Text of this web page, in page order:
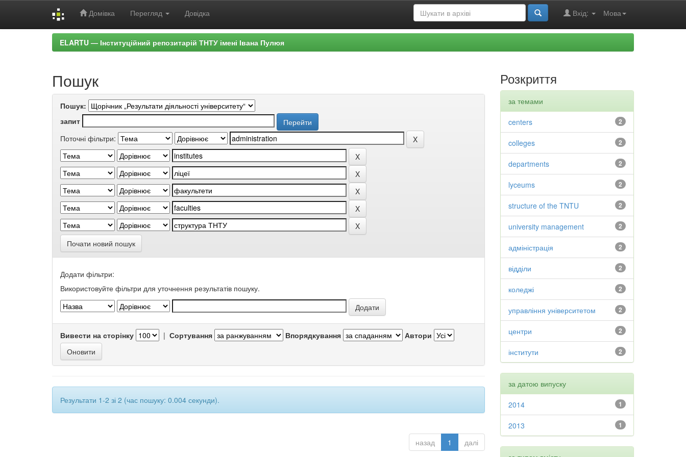
Домівка Перегляд Довідка Мова
Вхід:
ELARTU — Інституційний репозитарій ТНТУ імені Івана Пулюя
Пошук
Пошук:
запит
Поточні фільтри:
Почати новий пошук
Додати фільтри:
Використовуйте фільтри для уточнення результатів пошуку.
Вивести на сторінку | Сортування Впорядкування Автори
Результати 1-2 зі 2 (час пошуку: 0.004 секунди).
назад 1 далі
Розкриття
за темами
2
centers
2
colleges
2
departments
2
lyceums
2
structure of the TNTU
2
university management
2
адміністрація
2
відділи
2
коледжі
2
управління університетом
2
центри
2
інститути
за датою випуску
1
2014
1
2013